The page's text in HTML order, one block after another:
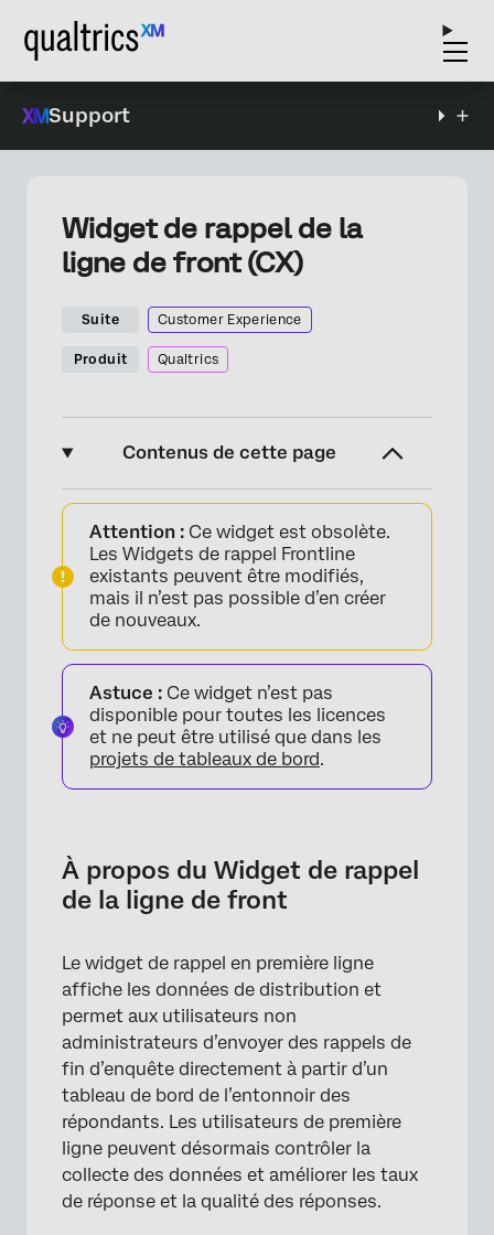
Support
Widget de rappel de la
ligne de front (CX)
Suite Customer Experience
Produit Qualtrics
Contenus de cette page
À propos du Widget de rappel de la ligne de
front
Configuration du Widget de rappel de
Frontline
Frontline
Options d’affichage
Utilisation du Widget de rappel Frontline
Attention : Ce widget est obsolète.
Les Widgets de rappel Frontline
existants peuvent être modifiés,
mais il n’est pas possible d’en créer
de nouveaux.
Astuce : Ce widget n’est pas
disponible pour toutes les licences
et ne peut être utilisé que dans les
projets de tableaux de bord.
À propos du Widget de rappel
de la ligne de front
Le widget de rappel en première ligne
affiche les données de distribution et
permet aux utilisateurs non
administrateurs d’envoyer des rappels de
fin d’enquête directement à partir d’un
tableau de bord de l’entonnoir des
répondants. Les utilisateurs de première
ligne peuvent désormais contrôler la
collecte des données et améliorer les taux
de réponse et la qualité des réponses.